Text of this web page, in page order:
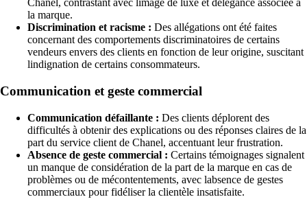
Chanel, contrastant avec limage de luxe et délégance associée à
la marque.
Discrimination et racisme : Des allégations ont été faites
concernant des comportements discriminatoires de certains
vendeurs envers des clients en fonction de leur origine, suscitant
lindignation de certains consommateurs.
Communication et geste commercial
Communication défaillante : Des clients déplorent des
difficultés à obtenir des explications ou des réponses claires de la
part du service client de Chanel, accentuant leur frustration.
Absence de geste commercial : Certains témoignages signalent
un manque de considération de la part de la marque en cas de
problèmes ou de mécontentements, avec labsence de gestes
commerciaux pour fidéliser la clientèle insatisfaite.